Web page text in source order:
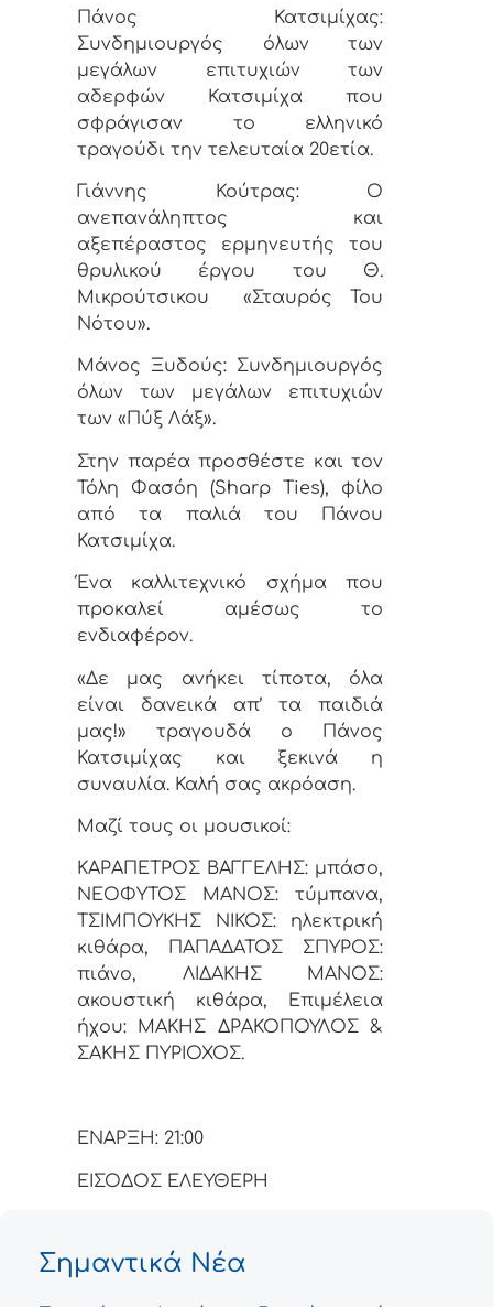
Πάνος Κατσιμίχας:
Συνδημιουργός όλων των
μεγάλων επιτυχιών των
αδερφών Κατσιμίχα που
σφράγισαν το ελληνικό
τραγούδι την τελευταία 20ετία.
Γιάννης Κούτρας: Ο
ανεπανάληπτος
και
αξεπέραστος ερμηνευτής του
θρυλικού έργου του Θ.
Μικρούτσικου
«Σταυρός Του
Νότου».
Μάνος Ξυδούς: Συνδημιουργός
όλων των μεγάλων επιτυχιών
των «Πύξ Λάξ».
Στην παρέα προσθέστε και τον
Τόλη Φασόη (Sharp Ties), φίλο
από τα παλιά του Πάνου
Κατσιμίχα.
Ένα καλλιτεχνικό σχήμα που
προκαλεί αμέσως το
ενδιαφέρον.
«Δε μας ανήκει τίποτα, όλα
είναι δανεικά απ’ τα παιδιά
μας!» τραγουδά ο Πάνος
Κατσιμίχας και ξεκινά η
συναυλία. Καλή σας ακρόαση.
Μαζί τους οι μουσικοί:
ΚΑΡΑΠΕΤΡΟΣ ΒΑΓΓΕΛΗΣ: μπάσο,
ΝΕΟΦΥΤΟΣ ΜΑΝΟΣ: τύμπανα,
ΤΣΙΜΠΟΥΚΗΣ ΝΙΚΟΣ: ηλεκτρική
κιθάρα, ΠΑΠΑΔΑΤΟΣ ΣΠΥΡΟΣ:
πιάνο, ΛΙΔΑΚΗΣ ΜΑΝΟΣ:
ακουστική κιθάρα, Επιμέλεια
ήχου: ΜΑΚΗΣ ΔΡΑΚΟΠΟΥΛΟΣ &
ΣΑΚΗΣ ΠΥΡΙΟΧΟΣ.
ΕΝΑΡΞΗ: 21:00
ΕΙΣΟΔΟΣ ΕΛΕΥΘΕΡΗ
Σημαντικά Νέα